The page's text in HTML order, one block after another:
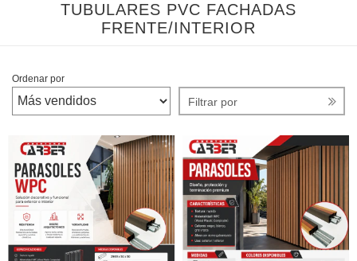
TUBULARES PVC FACHADAS
FRENTE/INTERIOR
Ordenar por
Filtrar por